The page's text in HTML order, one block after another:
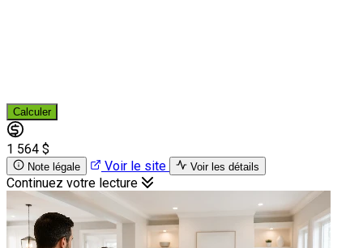
Calculer
1 564 $
Note légale Voir le site Voir les détails
Continuez votre lecture